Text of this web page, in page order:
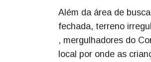
Além da área de
fechada, terreno
, mergulhadores do
local por onde as